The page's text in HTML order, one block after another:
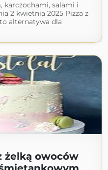
karczochami, salami i
2 kwietnia 2025 Pizza z
alternatywa dla
żelką owoców